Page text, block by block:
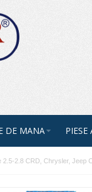
DE MANA
2.5-2.8 CRD, Chrysler, Jeep